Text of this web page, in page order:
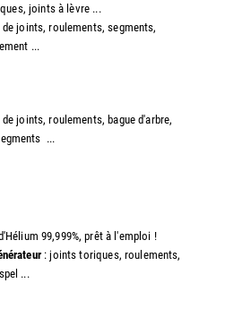
joints à lèvre ...
joints, roulements, segments,
...
joints, roulements, bague d'arbre,
...​
99,999%, prêt à l'emploi !
: joints toriques, roulements,
...